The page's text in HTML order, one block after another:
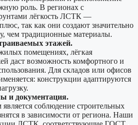
роль. В регионах с
лёгкость ЛСТК —
так как они создают значительно
чем традиционные материалы.
этажей.
помещениях, лёгкая
даст возможность комфортного и
Для складов или офисов
конструкции адаптируются
и документация.
соблюдение строительных
в зависимости от региона. Наши